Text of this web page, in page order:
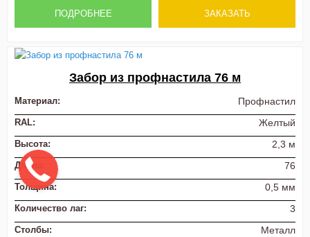
ПОДРОБНЕЕ ЗАКАЗАТЬ
Забор из профнастила 76 м
Материал: Профнастил
RAL: Желтый
Высота: 2,3 м
Длина: 76
Толщина: 0,5 мм
Количество лаг: 3
Столбы: Металл